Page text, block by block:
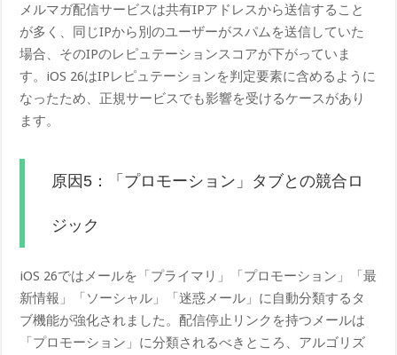
メルマガ配信サービスは共有IPアドレスから送信すること
が多く、同じIPから別のユーザーがスパムを送信していた
場合、そのIPのレピュテーションスコアが下がっていま
す。iOS 26はIPレピュテーションを判定要素に含めるように
なったため、正規サービスでも影響を受けるケースがあり
ます。
原因5：「プロモーション」タブとの競合ロ
ジック
iOS 26ではメールを「プライマリ」「プロモーション」「最
新情報」「ソーシャル」「迷惑メール」に自動分類するタ
ブ機能が強化されました。配信停止リンクを持つメールは
「プロモーション」に分類されるべきところ、アルゴリズ